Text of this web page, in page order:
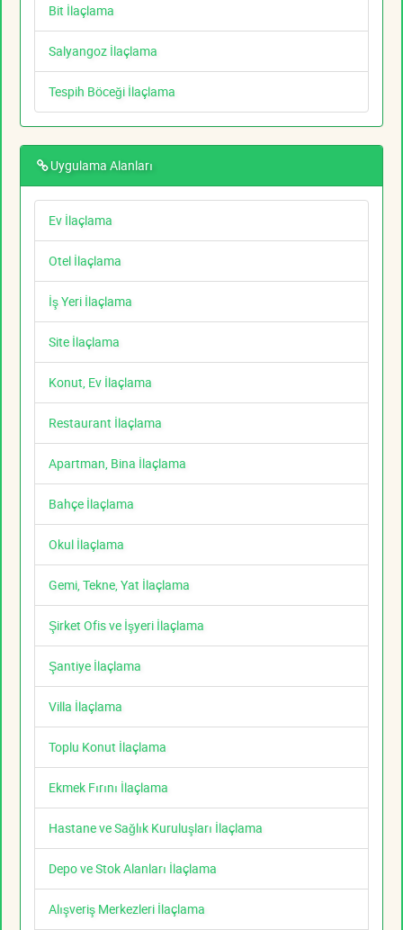
Bit İlaçlama
Salyangoz İlaçlama
Tespih Böceği İlaçlama
Uygulama Alanları
Ev İlaçlama
Otel İlaçlama
İş Yeri İlaçlama
Site İlaçlama
Konut, Ev İlaçlama
Restaurant İlaçlama
Apartman, Bina İlaçlama
Bahçe İlaçlama
Okul İlaçlama
Gemi, Tekne, Yat İlaçlama
Şirket Ofis ve İşyeri İlaçlama
Şantiye İlaçlama
Villa İlaçlama
Toplu Konut İlaçlama
Ekmek Fırını İlaçlama
Hastane ve Sağlık Kuruluşları İlaçlama
Depo ve Stok Alanları İlaçlama
Alışveriş Merkezleri İlaçlama